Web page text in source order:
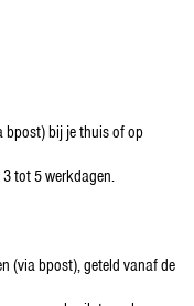
bpost) bij je thuis of op
tot 5 werkdagen.
(via bpost), geteld vanaf de